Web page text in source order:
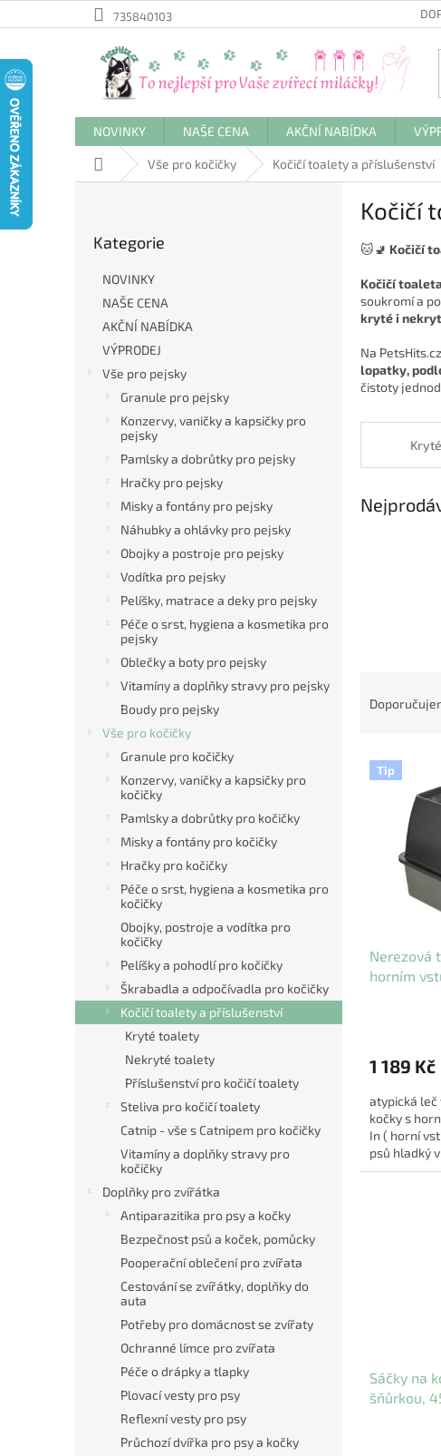
na
735840103
NOVINKY NAŠE CENA AKČNÍ NABÍDKA
Domů Vše pro kočičky Kočičí toalety a příslušenství
kategorie
Kategorie
NOVINKY
NAŠE CENA
AKČNÍ NABÍDKA
VÝPRODEJ
Vše pro pejsky
Granule pro pejsky
Konzervy, vaničky a kapsičky pro
pejsky
Pamlsky a dobrůtky pro pejsky
Hračky pro pejsky
Misky a fontány pro pejsky
Náhubky a ohlávky pro pejsky
Obojky a postroje pro pejsky
Vodítka pro pejsky
Pelíšky, matrace a deky pro pejsky
Péče o srst, hygiena a kosmetika pro
pejsky
Oblečky a boty pro pejsky
Vitamíny a doplňky stravy pro pejsky
Boudy pro pejsky
Vše pro kočičky
Granule pro kočičky
Konzervy, vaničky a kapsičky pro
kočičky
Pamlsky a dobrůtky pro kočičky
Misky a fontány pro kočičky
Hračky pro kočičky
Péče o srst, hygiena a kosmetika pro
kočičky
Obojky, postroje a vodítka pro
kočičky
Pelíšky a pohodlí pro kočičky
Škrabadla a odpočívadla pro kočičky
Kočičí toalety a příslušenství
Kryté toalety
Nekryté toalety
Příslušenství pro kočičí toalety
Steliva pro kočičí toalety
Catnip - vše s Catnipem pro kočičky
Vitamíny a doplňky stravy pro
kočičky
Doplňky pro zvířátka
Antiparazitika pro psy a kočky
Bezpečnost psů a koček, pomůcky
Pooperační oblečení pro zvířata
Cestování se zvířátky, doplňky do
auta
Potřeby pro domácnost se zvířaty
Ochranné límce pro zvířata
Péče o drápky a tlapky
Plovací vesty pro psy
Reflexní vesty pro psy
Průchozí dvířka pro psy a kočky
Kočičí
🐱🚽 Kočičí
Kočičí
soukromí a
kryté i
Na
lopatky,
čistoty
nV Tip
Nerezová
horním
je
z
5
hvězdiček.
1 189 Kč
atypická
kočky s
In ( horní
psů hladký
nečistot a...
Sáčky na
šňůrkou,